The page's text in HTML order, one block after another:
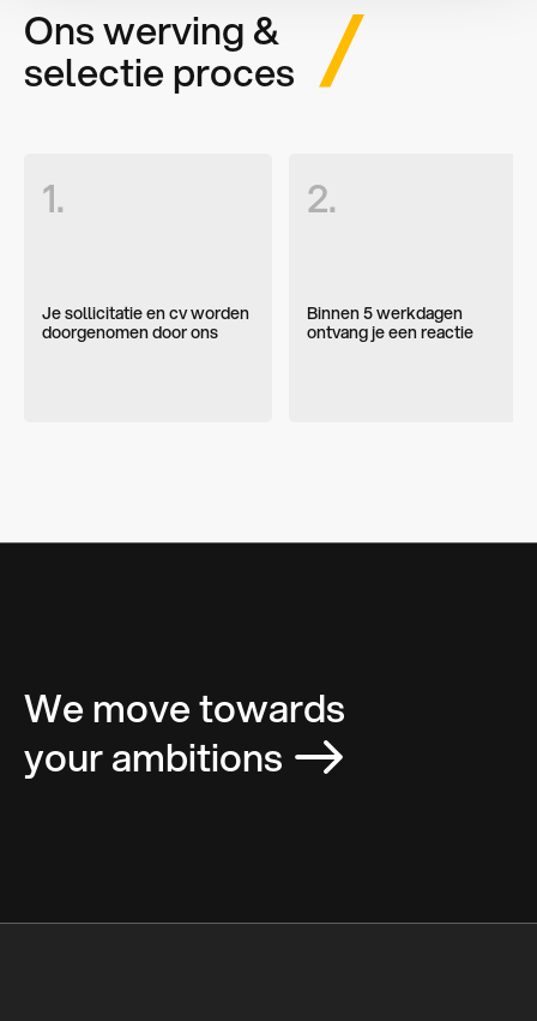
Ons werving &
selectie proces
1.
Je sollicitatie en cv worden
doorgenomen door ons
2.
Binnen 5 werkdagen
ontvang je een reactie
We move towards
your ambitions